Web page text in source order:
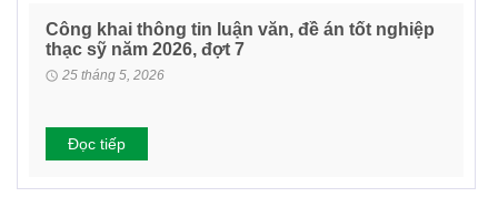
Công khai thông tin luận văn, đề án tốt nghiệp
thạc sỹ năm 2026, đợt 7
25 tháng 5, 2026
Đọc tiếp